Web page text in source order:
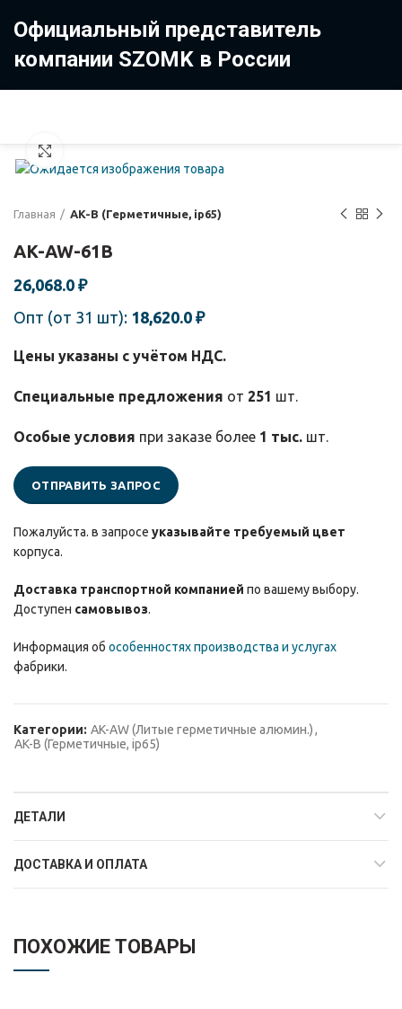
Официальный представитель
компании SZOMK в России
Главная AK-B (Герметичные, ip65)
AK-AW-61B
26,068.0 ₽
Опт (от 31 шт): 18,620.0 ₽
Цены указаны с учётом НДС.
Специальные предложения от 251 шт.
Особые условия при заказе более 1 тыс. шт.
ОТПРАВИТЬ ЗАПРОС
Пожалуйста. в запросе указывайте требуемый цвет
корпуса.
Доставка транспортной компанией по вашему выбору.
Доступен самовывоз.
Информация об особенностях производства и услугах
фабрики.
Категории: AK-AW (Литые герметичные алюмин.),
AK-B (Герметичные, ip65)
ДЕТАЛИ
ДОСТАВКА И ОПЛАТА
ПОХОЖИЕ ТОВАРЫ